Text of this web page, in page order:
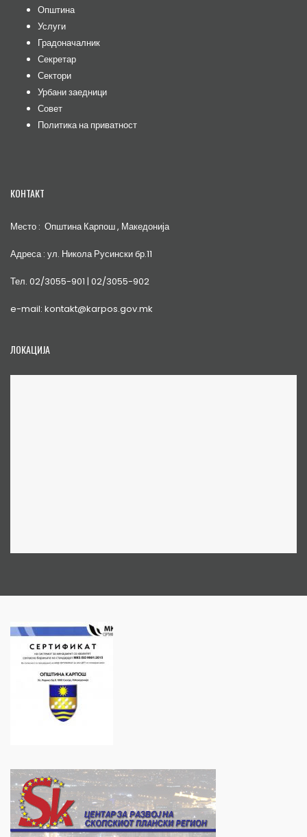
Општина
Услуги
Градоначалник
Секретар
Сектори
Урбани заедници
Совет
Политика на приватност
КОНТАКТ
Место : Општина Карпош , Македонија
Адреса : ул. Никола Русински бр.11
Тел. 02/3055-901 | 02/3055-902
e-mail: kontakt@karpos.gov.mk
ЛОКАЦИЈА